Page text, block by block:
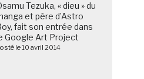
Tezuka, « dieu » du
et père d’Astro
fait son entrée dans
Google Art Project
le 10 avril 2014